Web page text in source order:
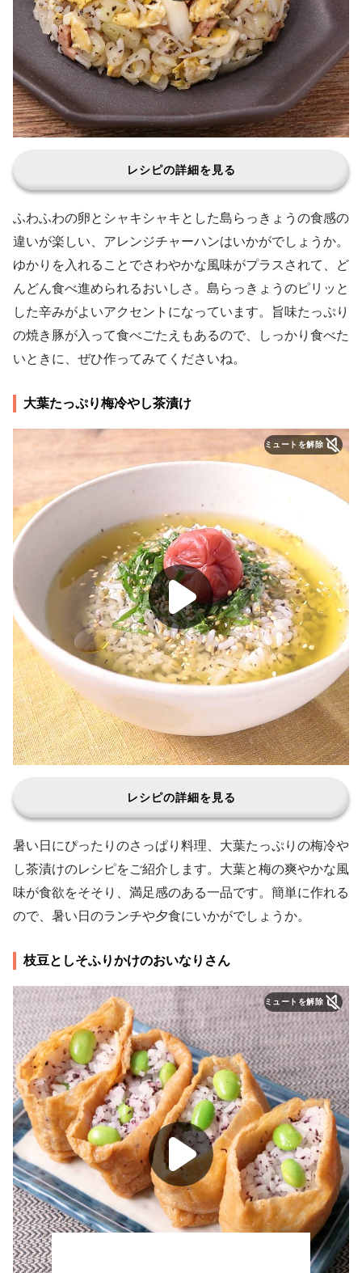
レシピの詳細を見る
ふわふわの卵とシャキシャキとした島らっきょうの食感の
違いが楽しい、アレンジチャーハンはいかがでしょうか。
ゆかりを入れることでさわやかな風味がプラスされて、ど
んどん食べ進められるおいしさ。島らっきょうのピリッと
した辛みがよいアクセントになっています。旨味たっぷり
の焼き豚が入って食べごたえもあるので、しっかり食べた
いときに、ぜひ作ってみてくださいね。
大葉たっぷり梅冷やし茶漬け
ミュートを解除
レシピの詳細を見る
暑い日にぴったりのさっぱり料理、大葉たっぷりの梅冷や
し茶漬けのレシピをご紹介します。大葉と梅の爽やかな風
味が食欲をそそり、満足感のある一品です。簡単に作れる
ので、暑い日のランチや夕食にいかがでしょうか。
枝豆としそふりかけのおいなりさん
ミュートを解除